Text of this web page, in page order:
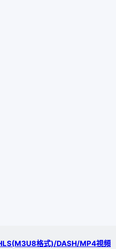
格式)/DASH/MP4視頻